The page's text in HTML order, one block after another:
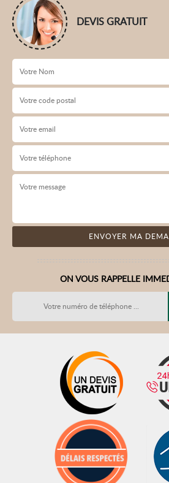
DEVIS GRATUIT
ON VOUS RAPPELLE